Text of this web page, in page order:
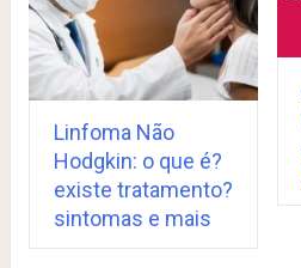
Linfoma Não
Hodgkin: o que é?
existe tratamento?
sintomas e mais